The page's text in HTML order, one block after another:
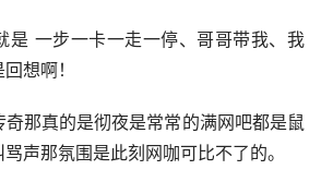
是 一步一卡一走一停、哥哥带我、我
想啊！
那真的是彻夜是常常的满网吧都是鼠
声那氛围是此刻网咖可比不了的。